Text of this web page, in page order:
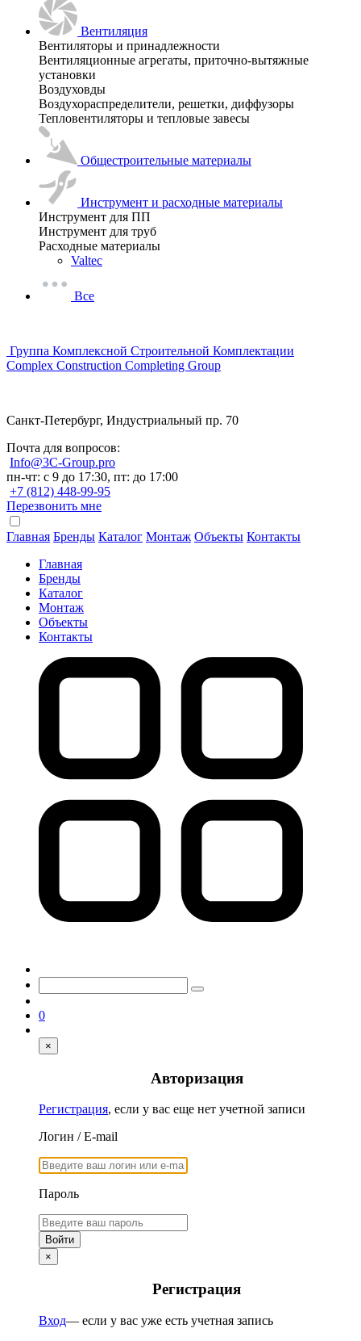
Вентиляция
Вентиляторы и принадлежности
Вентиляционные агрегаты, приточно-вытяжные
установки
Воздуховды
Воздухораспределители, решетки, диффузоры
Тепловентиляторы и тепловые завесы
Общестроительные материалы
Инструмент и расходные материалы
Инструмент для ПП
Инструмент для труб
Расходные материалы
Valtec
Все
Группа Комплексной Строительной Комплектации
Complex Construction Completing Group
Санкт-Петербург, Индустриальный пр. 70
Почта для вопросов:
Info@3C-Group.pro
пн-чт: с 9 до 17:30, пт: до 17:00
+7 (812) 448-99-95
Перезвонить мне
Главная Бренды Каталог Монтаж Объекты Контакты
Главная
Бренды
Каталог
Монтаж
Объекты
Контакты
0
×
Авторизация
Регистрация, если у вас еще нет учетной записи
Логин / E-mail
Пароль
×
Регистрация
Вход— если у вас уже есть учетная запись